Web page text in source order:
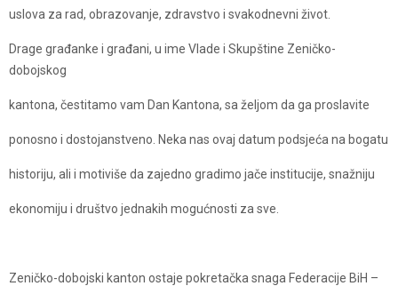
uslova za rad, obrazovanje, zdravstvo i svakodnevni život.
Drage građanke i građani, u ime Vlade i Skupštine Zeničko-
dobojskog
kantona, čestitamo vam Dan Kantona, sa željom da ga proslavite
ponosno i dostojanstveno. Neka nas ovaj datum podsjeća na bogatu
historiju, ali i motiviše da zajedno gradimo jače institucije, snažniju
ekonomiju i društvo jednakih mogućnosti za sve.
Zeničko-dobojski kanton ostaje pokretačka snaga Federacije BiH –